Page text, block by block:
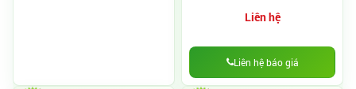
Liên hệ
Liên hệ báo giá